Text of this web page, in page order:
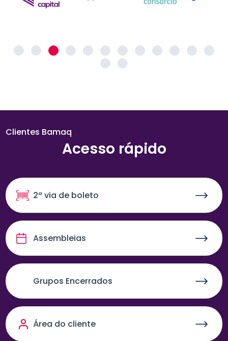
Clientes Bamaq
Acesso rápido
2ª via de boleto
Assembleias
Grupos Encerrados
Área do cliente